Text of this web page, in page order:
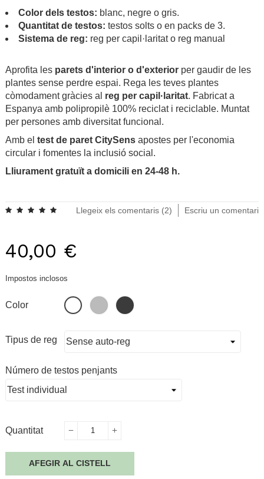
Color dels testos: blanc, negre o gris.
Quantitat de testos: testos solts o en packs de 3.
Sistema de reg: reg per capil·laritat o reg manual
Aprofita les parets d'interior o d'exterior per gaudir de les
plantes sense perdre espai. Rega les teves plantes
còmodament gràcies al reg per capil·laritat. Fabricat a
Espanya amb polipropilè 100% reciclat i reciclable. Muntat
per persones amb diversitat funcional.
Amb el test de paret CitySens apostes per l'economia
circular i fomentes la inclusió social.
Lliurament gratuït a domicili en 24-48 h.
Llegeix els comentaris (2) Escriu un comentari
40,00 €
Impostos inclosos
Color Blanc Gris Negre
Tipus de reg
Número de testos penjants
Quantitat
AFEGIR AL CISTELL